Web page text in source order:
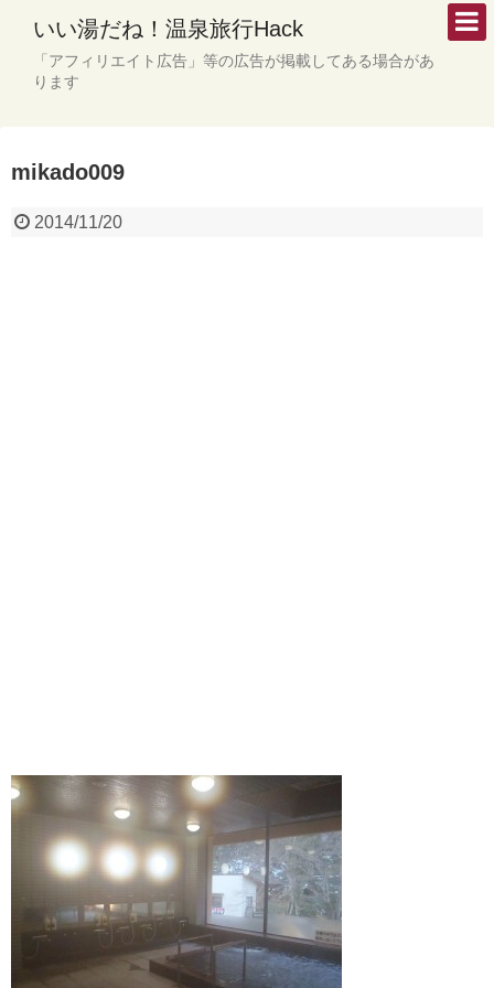
いい湯だね！温泉旅行Hack
「アフィリエイト広告」等の広告が掲載してある場合があ
ります
mikado009
2014/11/20